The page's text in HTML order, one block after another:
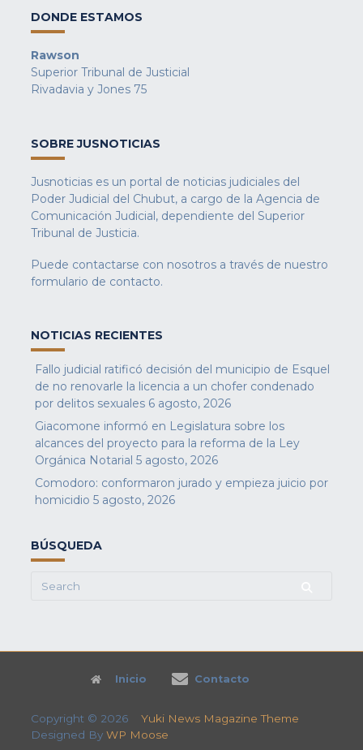
DONDE ESTAMOS
Rawson
Superior Tribunal de Justicial
Rivadavia y Jones 75
SOBRE JUSNOTICIAS
Jusnoticias es un portal de noticias judiciales del
Poder Judicial del Chubut, a cargo de la Agencia de
Comunicación Judicial, dependiente del Superior
Tribunal de Justicia.
Puede contactarse con nosotros a través de nuestro
formulario de contacto.
NOTICIAS RECIENTES
Fallo judicial ratificó decisión del municipio de Esquel
de no renovarle la licencia a un chofer condenado
por delitos sexuales 6 agosto, 2026
Giacomone informó en Legislatura sobre los
alcances del proyecto para la reforma de la Ley
Orgánica Notarial 5 agosto, 2026
Comodoro: conformaron jurado y empieza juicio por
homicidio 5 agosto, 2026
BÚSQUEDA
Search
Inicio Contacto
Copyright © 2026 Yuki News Magazine Theme
Designed By WP Moose